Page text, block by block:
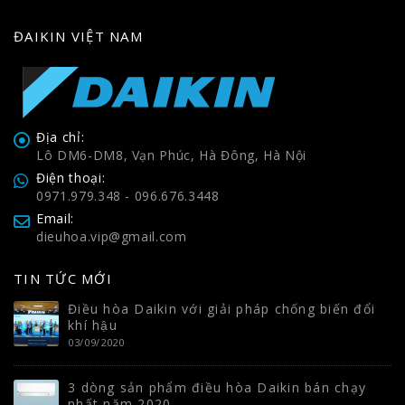
ĐAIKIN VIỆT NAM
Địa chỉ:
Lô DM6-DM8, Vạn Phúc, Hà Đông, Hà Nội
Điện thoại:
0971.979.348 - 096.676.3448
Email:
dieuhoa.vip@gmail.com
TIN TỨC MỚI
Điều hòa Daikin với giải pháp chống biến đổi
khí hậu
03/09/2020
3 dòng sản phẩm điều hòa Daikin bán chạy